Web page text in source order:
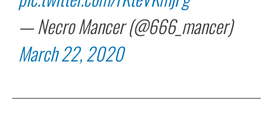
— Necro Mancer (@666_mancer)
March 22, 2020